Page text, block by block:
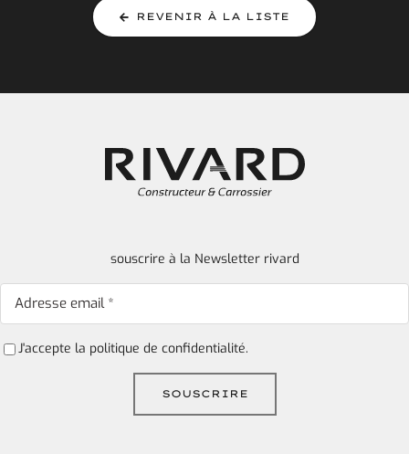
REVENIR À LA LISTE
souscrire à la Newsletter rivard
J'accepte la politique de confidentialité.